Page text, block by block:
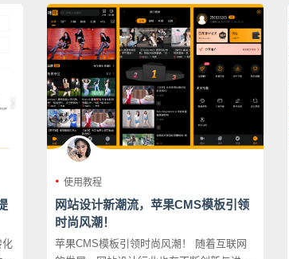
化
使用教程
网站设计新潮流，苹果CMS模板引领
时尚风潮！
苹果CMS模板引领时尚风潮！ 随着互联网